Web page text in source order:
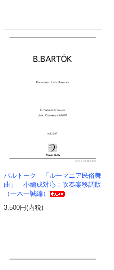
バルトーク 「ルーマニア民俗舞
曲」 小編成対応：吹奏楽移調版
（一木一誠編）
3,500円(内税)